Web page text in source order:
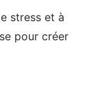
stress et à
pour créer